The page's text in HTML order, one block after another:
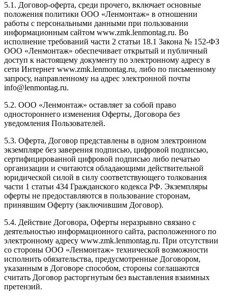
5.1. Договор-оферта, среди прочего, включает основные
положения политики ООО «Ленмонтаж» в отношении
работы с персональными данными при пользовании
информационным сайтом www.zmk.lenmontag.ru. Во
исполнение требований части 2 статьи 18.1 Закона № 152-ФЗ
ООО «Ленмонтаж» обеспечивает открытый и публичный
доступ к настоящему документу по электронному адресу в
сети Интернет www.zmk.lenmontag.ru, либо по письменному
запросу, направленному на адрес электронной почты
info@lenmontag.ru.
5.2. ООО «Ленмонтаж» оставляет за собой право
одностороннего изменения Оферты, Договора без
уведомления Пользователей.
5.3. Оферта, Договор представлены в одном электронном
экземпляре без заверения подписью, цифровой подписью,
сертифицированной цифровой подписью либо печатью
организации и считаются обладающими действительной
юридической силой в силу соответствующего толкования
части 1 статьи 434 Гражданского кодекса РФ. Экземпляры
оферты не предоставляются в пользование сторонам,
принявшим Оферту (заключившим Договор).
5.4. Действие Договора, Оферты неразрывно связано с
деятельностью информационного сайта, расположенного по
электронному адресу www.zmk.lenmontag.ru. При отсутствии
со стороны ООО «Ленмонтаж» технической возможности
исполнить обязательства, предусмотренные Договором,
указанным в Договоре способом, стороны соглашаются
считать Договор расторгнутым без выставления взаимных
претензий.